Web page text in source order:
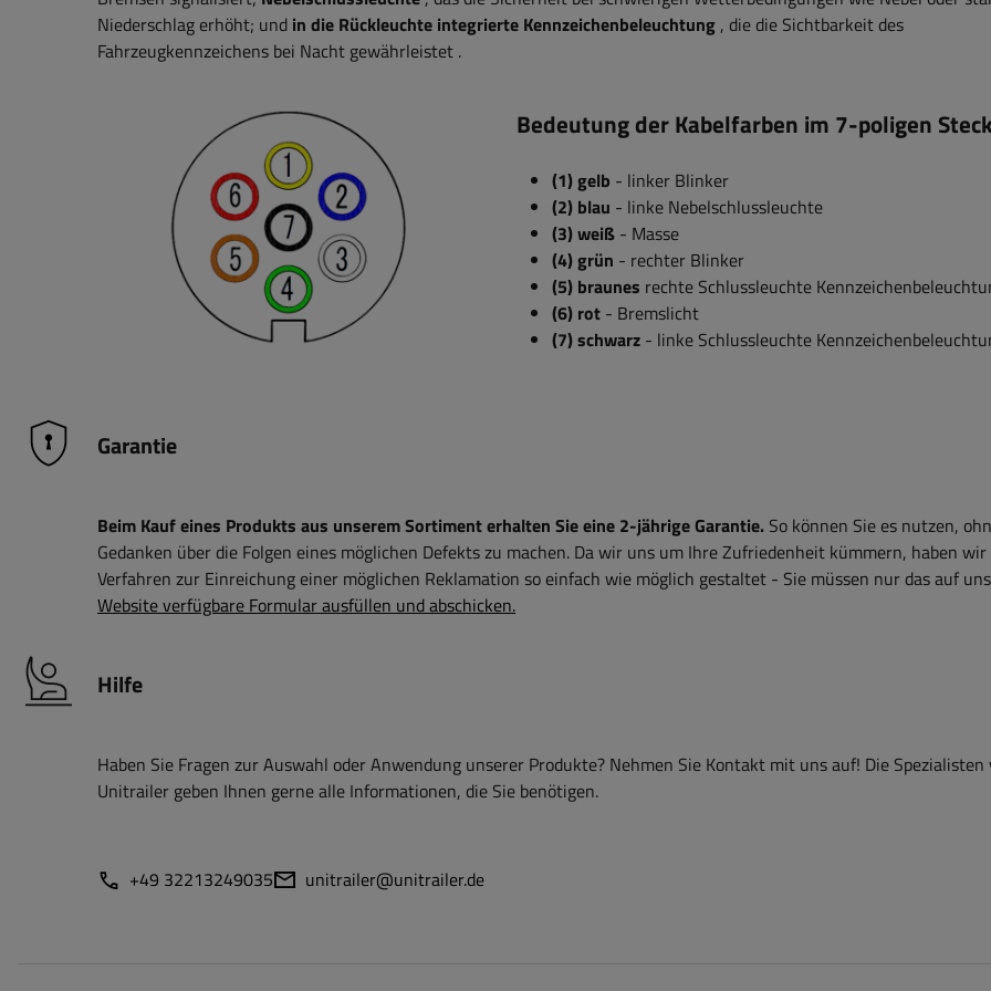
Niederschlag erhöht; und in die Rückleuchte integrierte Kennzeichenbeleuchtung , die die Sichtbarkeit des
Fahrzeugkennzeichens bei Nacht gewährleistet .
Bedeutung der Kabelfarben im 7-poligen
(1) gelb - linker Blinker
(2) blau - linke Nebelschlussleuchte
(3) weiß- Masse
(4) grün - rechter Blinker
(5) braunes rechte Schlussleuchte
(6) rot- Bremslicht
(7) schwarz- linke Schlussleuchte
Garantie
Beim Kauf eines Produkts aus unserem Sortiment erhalten Sie eine 2-jährige Garantie. So können Sie es nutzen,
Gedanken über die Folgen eines möglichen Defekts zu machen. Da wir uns um Ihre Zufriedenheit kümmern, haben wir
Verfahren zur Einreichung einer möglichen Reklamation so einfach wie möglich gestaltet - Sie müssen nur das auf
Website verfügbare Formular ausfüllen und abschicken.
Hilfe
Haben Sie Fragen zur Auswahl oder Anwendung unserer Produkte? Nehmen Sie Kontakt mit uns auf! Die Spezialisten
Unitrailer geben Ihnen gerne alle Informationen, die Sie benötigen.
+49 32213249035 unitrailer@unitrailer.de